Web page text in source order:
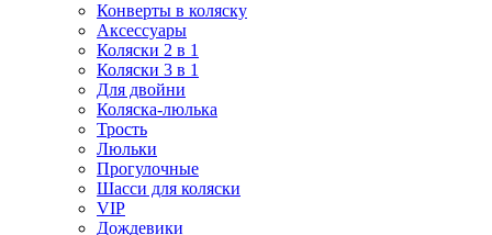
Конверты в коляску
Аксессуары
Коляски 2 в 1
Коляски 3 в 1
Для двойни
Коляска-люлька
Трость
Люльки
Прогулочные
Шасси для коляски
VIP
Дождевики